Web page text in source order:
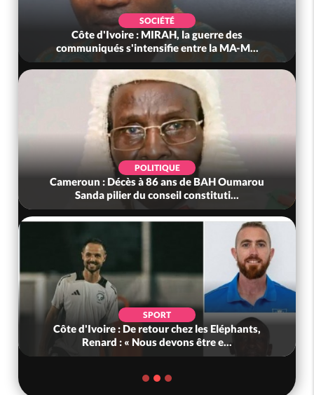
SOCIÉTÉ
Côte d'Ivoire : MIRAH, la guerre des
communiqués s'intensifie entre la MA-M...
POLITIQUE
Cameroun : Décès à 86 ans de BAH Oumarou
Sanda pilier du conseil constituti...
SPORT
Côte d'Ivoire : De retour chez les Eléphants,
Renard : « Nous devons être e...